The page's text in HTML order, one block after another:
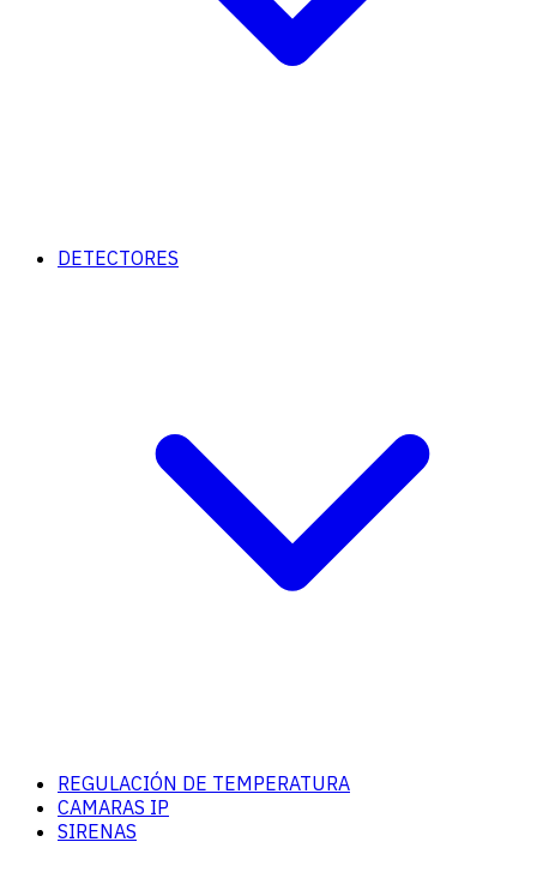
DETECTORES
REGULACIÓN DE TEMPERATURA
CAMARAS IP
SIRENAS